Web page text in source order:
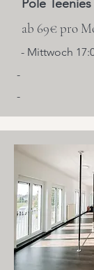
Pole Teenies
ab 69€ pro
- Mittwoch
-
-